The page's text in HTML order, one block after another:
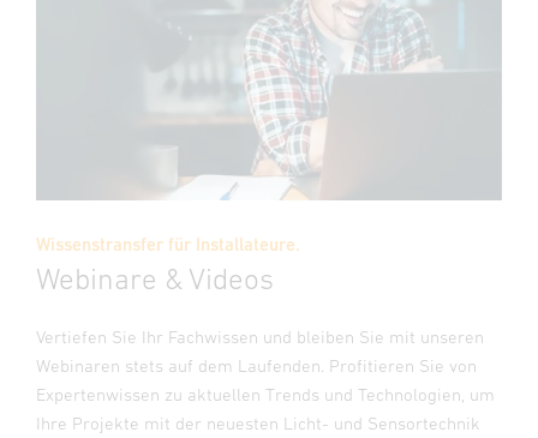
Wissenstransfer für Installateure.
Webinare & Videos
Vertiefen Sie Ihr Fachwissen und bleiben Sie mit unseren
Webinaren stets auf dem Laufenden. Profitieren Sie von
Expertenwissen zu aktuellen Trends und Technologien, um
Ihre Projekte mit der neuesten Licht- und Sensortechnik